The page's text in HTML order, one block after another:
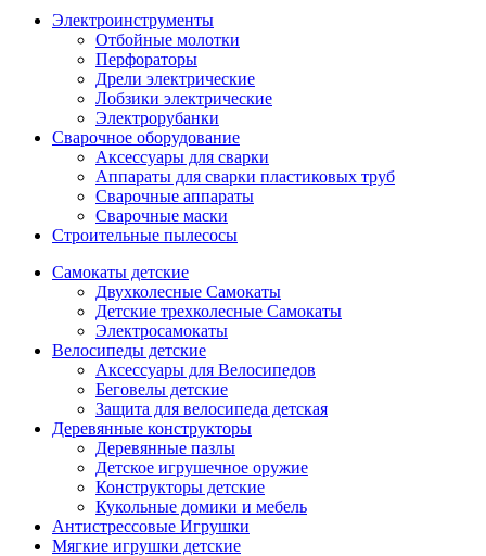
Электроинструменты
Отбойные молотки
Перфораторы
Дрели электрические
Лобзики электрические
Электрорубанки
Сварочное оборудование
Аксессуары для сварки
Аппараты для сварки пластиковых труб
Сварочные аппараты
Сварочные маски
Строительные пылесосы
Самокаты детские
Двухколесные Cамокаты
Детские трехколесные Самокаты
Электросамокаты
Велосипеды детские
Аксессуары для Велосипедов
Беговелы детские
Защита для велосипеда детская
Деревянные конструкторы
Деревянные пазлы
Детское игрушечное оружие
Конструкторы детские
Кукольные домики и мебель
Антистрессовые Игрушки
Мягкие игрушки детские